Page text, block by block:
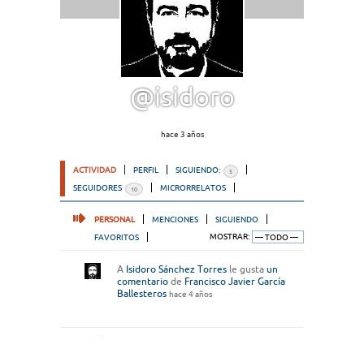
@isidoro
hace 3 años
ACTIVIDAD PERFIL SIGUIENDO: 5
SEGUIDORES 10 MICRORRELATOS
PERSONAL MENCIONES
SIGUIENDO
FAVORITOS
MOSTRAR:
A Isidoro Sánchez Torres le gusta un
comentario de Francisco Javier García
Ballesteros hace 4 años